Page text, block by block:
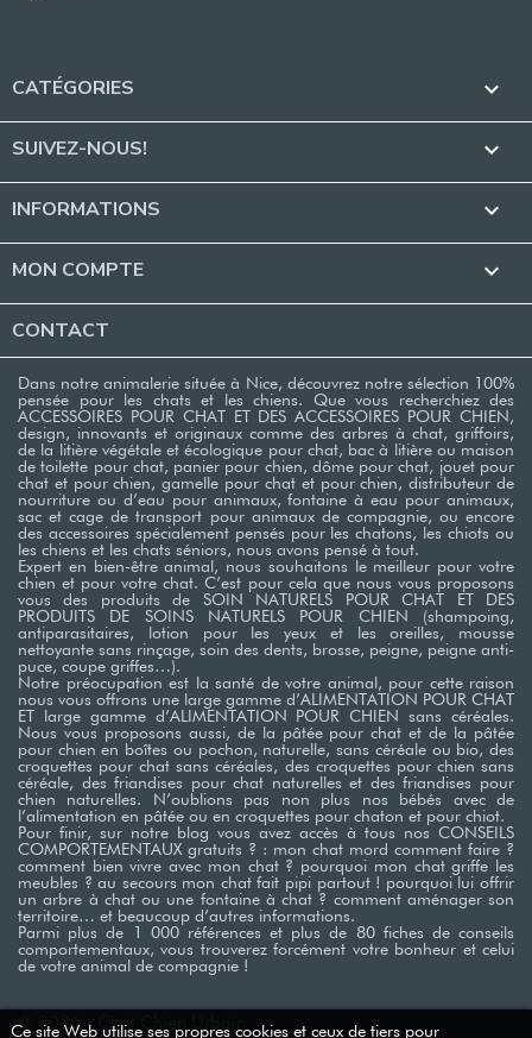
CATÉGORIES 
SUIVEZ-NOUS! 
INFORMATIONS 
MON COMPTE 
CONTACT
Dans notre animalerie située à Nice, découvrez notre sélection 100%
pensée pour les chats et les chiens. Que vous recherchiez des
ACCESSOIRES POUR CHAT ET DES ACCESSOIRES POUR CHIEN,
design, innovants et originaux comme des arbres à chat, griffoirs,
de la litière végétale et écologique pour chat, bac à litière ou maison
de toilette pour chat, panier pour chien, dôme pour chat, jouet pour
chat et pour chien, gamelle pour chat et pour chien, distributeur de
nourriture ou d’eau pour animaux, fontaine à eau pour animaux,
sac et cage de transport pour animaux de compagnie, ou encore
des accessoires spécialement pensés pour les chatons, les chiots ou
les chiens et les chats séniors, nous avons pensé à tout.
Expert en bien-être animal, nous souhaitons le meilleur pour votre
chien et pour votre chat. C’est pour cela que nous vous proposons
vous des produits de SOIN NATURELS POUR CHAT ET DES
PRODUITS DE SOINS NATURELS POUR CHIEN (shampoing,
antiparasitaires, lotion pour les yeux et les oreilles, mousse
nettoyante sans rinçage, soin des dents, brosse, peigne, peigne anti-
puce, coupe griffes…). ​
Notre préocupation est la santé de votre animal, pour cette raison
nous vous offrons une large gamme d’ALIMENTATION POUR CHAT
ET large gamme d’ALIMENTATION POUR CHIEN sans céréales.
Nous vous proposons aussi, de la pâtée pour chat et de la pâtée
pour chien en boîtes ou pochon, naturelle, sans céréale ou bio, des
croquettes pour chat sans céréales, des croquettes pour chien sans
céréale, des friandises pour chat naturelles et des friandises pour
chien naturelles. N’oublions pas non plus nos bébés avec de
l’alimentation en pâtée ou en croquettes pour chaton et pour chiot. ​
Pour finir, sur notre blog vous avez accès à tous nos CONSEILS
COMPORTEMENTAUX gratuits ? : mon chat mord comment faire ?
comment bien vivre avec mon chat ? pourquoi mon chat griffe les
meubles ? au secours mon chat fait pipi partout ! pourquoi lui offrir
un arbre à chat ou une fontaine à chat ? comment aménager son
territoire… et beaucoup d’autres informations. ​
Parmi plus de 1 000 références et plus de 80 fiches de conseils
comportementaux, vous trouverez forcément votre bonheur et celui
de votre animal de compagnie !
Ce site Web utilise ses propres cookies et ceux de tiers pour
© 2026 - Chat Chien Urbain